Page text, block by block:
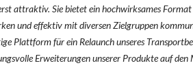
attraktiv. Sie bietet ein hochwirksames
und effektiv mit diversen Zielgruppen
Plattform für ein Relaunch unseres
Erweiterungen unserer Produkte auf den